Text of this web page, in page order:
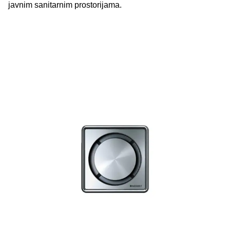
javnim sanitarnim prostorijama.